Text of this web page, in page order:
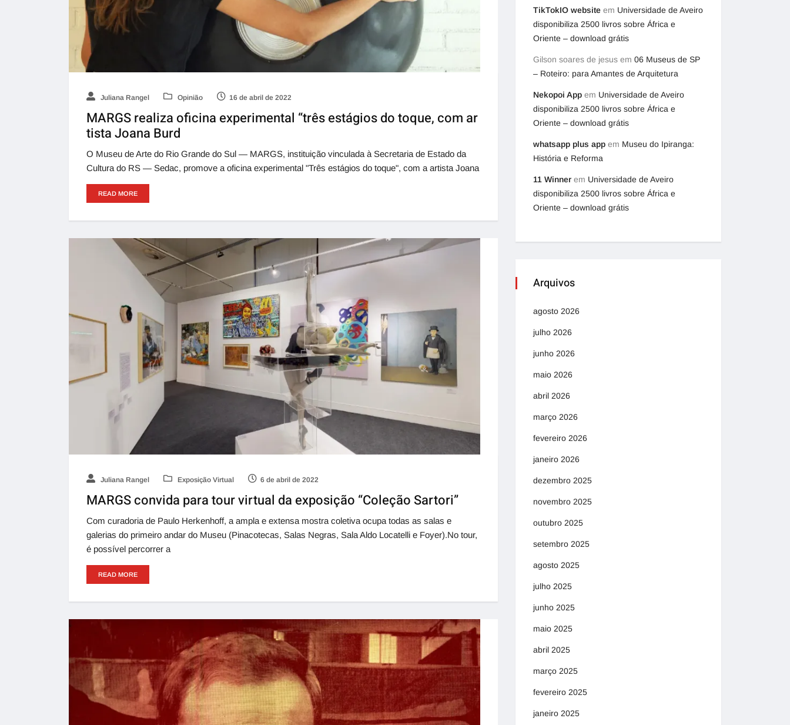
Juliana Rangel Opinião 16 de abril de 2022
MARGS realiza oficina experimental “três estágios do toque, com ar
tista Joana Burd
O Museu de Arte do Rio Grande do Sul — MARGS, instituição vinculada à Secretaria de Estado da
Cultura do RS — Sedac, promove a oficina experimental "Três estágios do toque", com a artista Joana
READ MORE
Juliana Rangel Exposição Virtual 6 de abril de 2022
MARGS convida para tour virtual da exposição “Coleção Sartori”
Com curadoria de Paulo Herkenhoff, a ampla e extensa mostra coletiva ocupa todas as salas e
galerias do primeiro andar do Museu (Pinacotecas, Salas Negras, Sala Aldo Locatelli e Foyer).No tour,
é possível percorrer a
READ MORE
TikTokIO website em Universidade de Aveiro
disponibiliza 2500 livros sobre África e
Oriente – download grátis
Gilson soares de jesus em 06 Museus de SP
– Roteiro: para Amantes de Arquitetura
Nekopoi App em Universidade de Aveiro
disponibiliza 2500 livros sobre África e
Oriente – download grátis
whatsapp plus app em Museu do Ipiranga:
História e Reforma
11 Winner em Universidade de Aveiro
disponibiliza 2500 livros sobre África e
Oriente – download grátis
Arquivos
agosto 2026
julho 2026
junho 2026
maio 2026
abril 2026
março 2026
fevereiro 2026
janeiro 2026
dezembro 2025
novembro 2025
outubro 2025
setembro 2025
agosto 2025
julho 2025
junho 2025
maio 2025
abril 2025
março 2025
fevereiro 2025
janeiro 2025